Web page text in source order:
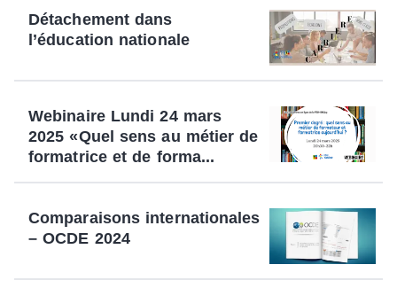
Détachement dans
l’éducation nationale
Webinaire Lundi 24 mars
2025 «Quel sens au métier de
formatrice et de forma...
Comparaisons internationales
– OCDE 2024